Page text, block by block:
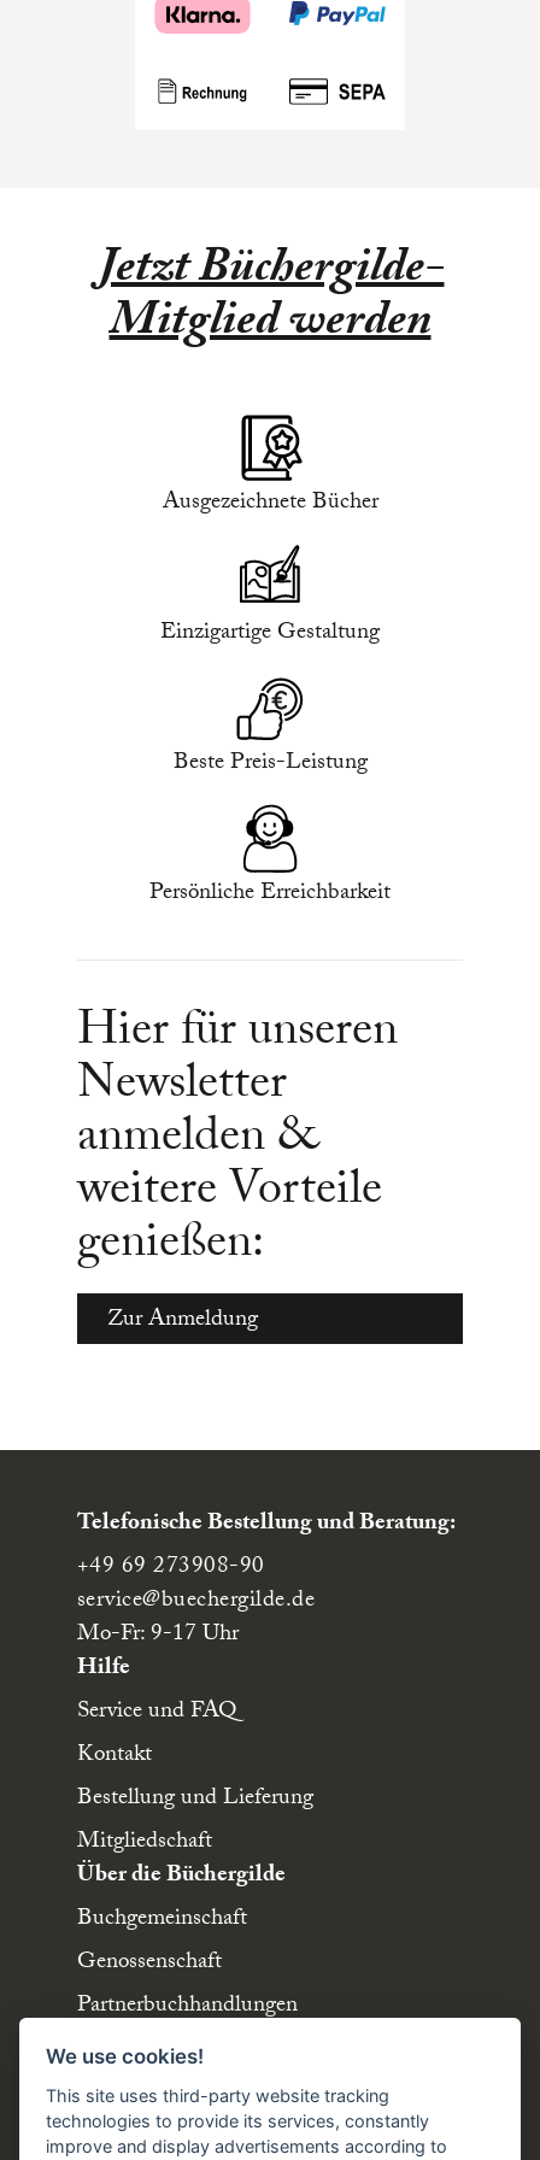
Jetzt Büchergilde-
Mitglied werden
Ausgezeichnete Bücher
Einzigartige Gestaltung
Beste Preis-Leistung
Persönliche Erreichbarkeit
Hier für unseren
Newsletter
anmelden &
weitere Vorteile
genießen:
Zur Anmeldung
Telefonische Bestellung und Beratung:
+49 69 273908-90
service@buechergilde.de
Mo-Fr: 9-17 Uhr
Hilfe
Service und FAQ
Kontakt
Bestellung und Lieferung
Mitgliedschaft
Über die Büchergilde
Buchgemeinschaft
Genossenschaft
Partnerbuchhandlungen
Büchergilde online
Stellenangebote
Folgen Sie uns!
We use cookies!
This site uses third-party website tracking
technologies to provide its services, constantly
improve and display advertisements according to